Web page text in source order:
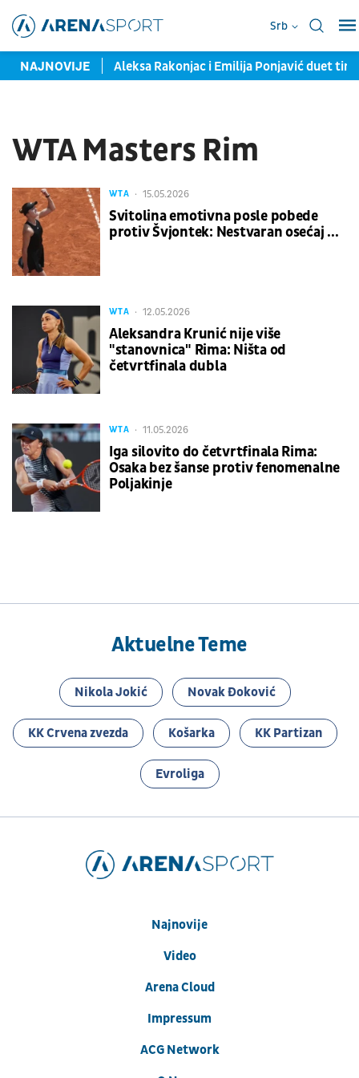
Srb
NAJNOVIJE
Srbiju! Aleksa Rakonjac i Emilija Ponjavić duet
WTA Masters Rim
WTA 15.05.2026
Svitolina emotivna posle pobede
protiv Švjontek: Nestvaran osećaj ...
WTA 12.05.2026
Aleksandra Krunić nije više
"stanovnica" Rima: Ništa od
četvrtfinala dubla
WTA 11.05.2026
Iga silovito do četvrtfinala Rima:
Osaka bez šanse protiv fenomenalne
Poljakinje
Aktuelne Teme
Nikola Jokić Novak Đoković
KK Crvena zvezda Košarka KK Partizan
Evroliga
Najnovije
Video
Arena Cloud
Impressum
ACG Network